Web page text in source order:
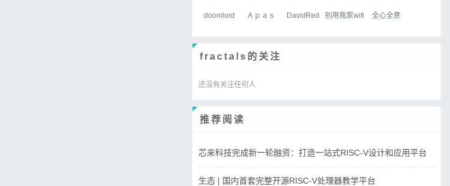
doomlord Ａｐａｓ DavidRed 别用我家wifi 全心全意
fractals的关注
还没有关注任何人
推荐阅读
芯来科技完成新一轮融资：打造一站式RISC-V设计和应用平台
生态 | 国内首套完整开源RISC-V处理器教学平台